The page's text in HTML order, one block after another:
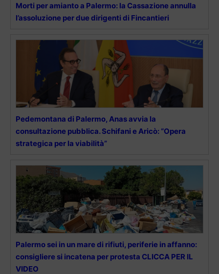
Morti per amianto a Palermo: la Cassazione annulla
l’assoluzione per due dirigenti di Fincantieri
Pedemontana di Palermo, Anas avvia la
consultazione pubblica. Schifani e Aricò: “Opera
strategica per la viabilità”
Palermo sei in un mare di rifiuti, periferie in affanno:
consigliere si incatena per protesta CLICCA PER IL
VIDEO